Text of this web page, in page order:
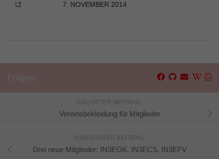
7. NOVEMBER 2014
2012
NÄCHSTER BEITRAG
Vereinsbekleidung für Mitglieder
VORHERIGER BEITRAG
Drei neue Mitglieder: IN3EGK, IN3ECS, IN3EFV